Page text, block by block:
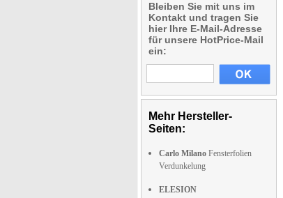
Bleiben Sie mit uns im
Kontakt und tragen Sie
hier Ihre E-Mail-Adresse
für unsere HotPrice-Mail
ein:
Mehr Hersteller-
Seiten:
Carlo Milano Fensterfolien
Verdunkelung
ELESION